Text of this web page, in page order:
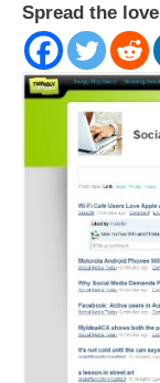
Spread the love